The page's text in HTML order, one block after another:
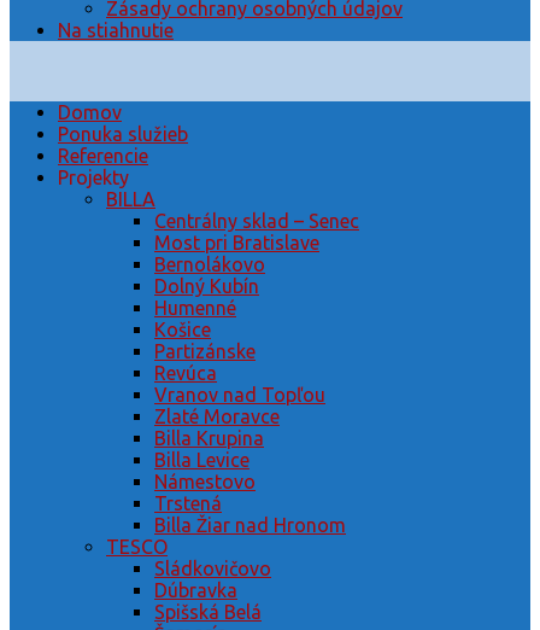
Zásady ochrany osobných údajov
Na stiahnutie
Domov
Ponuka služieb
Referencie
Projekty
BILLA
Centrálny sklad – Senec
Most pri Bratislave
Bernolákovo
Dolný Kubín
Humenné
Košice
Partizánske
Revúca
Vranov nad Topľou
Zlaté Moravce
Billa Krupina
Billa Levice
Námestovo
Trstená
Billa Žiar nad Hronom
TESCO
Sládkovičovo
Dúbravka
Spišská Belá